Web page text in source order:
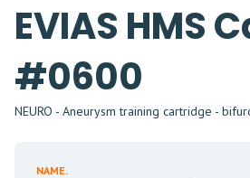
EVIAS HMS
#0600
NEURO - Aneurysm training cartridge -
NAME.